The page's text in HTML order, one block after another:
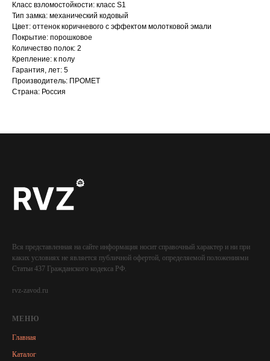
Класс взломостойкости: класс S1
Тип замка: механический кодовый
Цвет: оттенок коричневого с эффектом молотковой эмали
Покрытие: порошковое
Количество полок: 2
Крепление: к полу
Гарантия, лет: 5
Производитель: ПРОМЕТ
Страна: Россия
Вся представленная на сайте информация носит справочный характер и ни при
каких условиях не является публичной офертой, определяемой положениями
Статьи 437 Гражданского кодекса РФ.
rvz-zavod.ru
МЕНЮ
Главная
Каталог